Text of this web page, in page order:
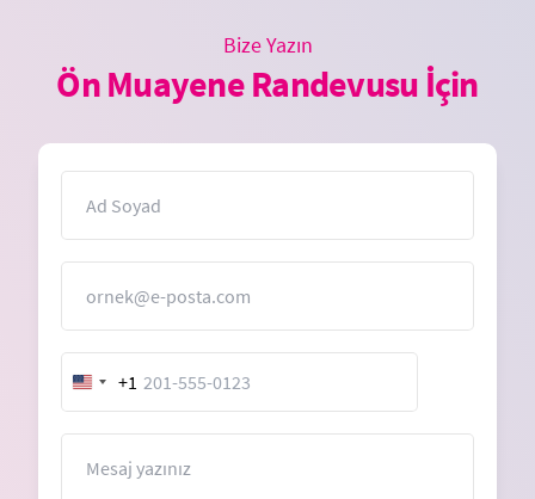
Bize Yazın
Ön Muayene Randevusu İçin
United
States
+1